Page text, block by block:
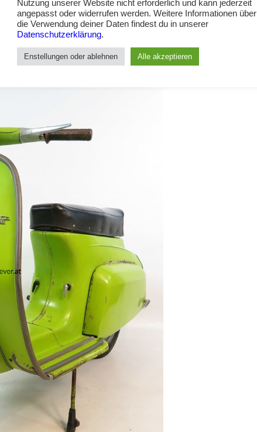
Nutzung unserer Website nicht erforderlich und kann jederzeit
angepasst oder widerrufen werden. Weitere Informationen über
die Verwendung deiner Daten findest du in unserer
Datenschutzerklärung.
Enstellungen oder ablehnen Alle akzeptieren